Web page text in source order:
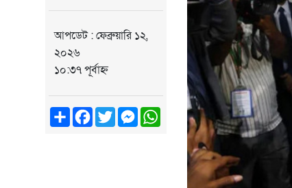
আপডেট : ফেব্রুয়ারি ১২,
২০২৬
১০:৩৭ পূর্বাহ্ন
ShareFacebook
TwitterMessenger
WhatsApp